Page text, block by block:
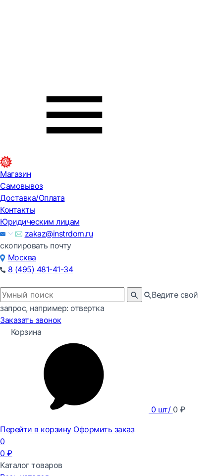
Магазин
Самовывоз
Доставка/Оплата
Контакты
Юридическим лицам
zakaz@instrdom.ru
скопировать почту
Москва
8 (495) 481-41-34
Ведите свой
запрос, например: отвертка
Заказать звонок
Корзина
0 шт/ 0 ₽
Перейти в корзину Оформить заказ
0
0 ₽
Каталог товаров